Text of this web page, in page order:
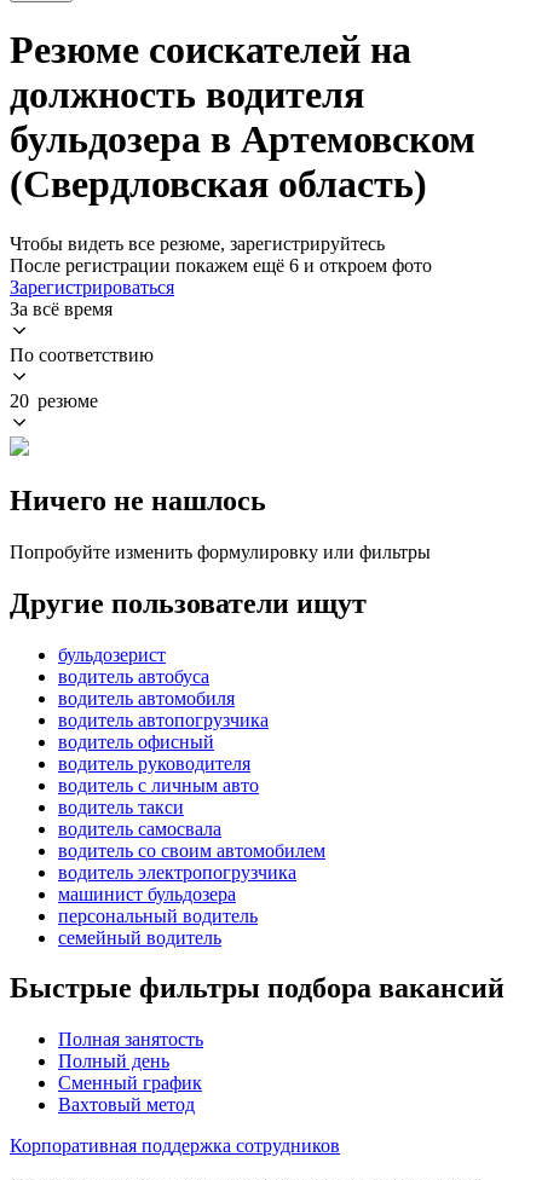
Резюме соискателей на
должность водителя
бульдозера в Артемовском
(Свердловская область)
Чтобы видеть все резюме, зарегистрируйтесь
После регистрации покажем ещё 6 и откроем фото
Зарегистрироваться
За всё время
По соответствию
20 резюме
Ничего не нашлось
Попробуйте изменить формулировку или фильтры
Другие пользователи ищут
бульдозерист
водитель автобуса
водитель автомобиля
водитель автопогрузчика
водитель офисный
водитель руководителя
водитель с личным авто
водитель такси
водитель самосвала
водитель со своим автомобилем
водитель электропогрузчика
машинист бульдозера
персональный водитель
семейный водитель
Быстрые фильтры подбора вакансий
Полная занятость
Полный день
Сменный график
Вахтовый метод
Корпоративная поддержка сотрудников